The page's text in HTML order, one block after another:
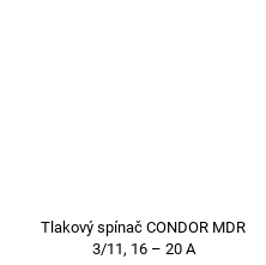
Tlakový spínač CONDOR MDR
3/11, 16 – 20 A